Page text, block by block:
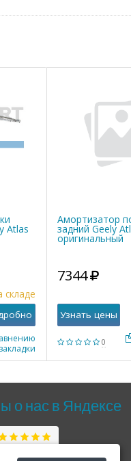
Atlas
складе
Амортизатор
задний Geely
оригинальный
0
7344
Узнать цены
о нас в Яндексе